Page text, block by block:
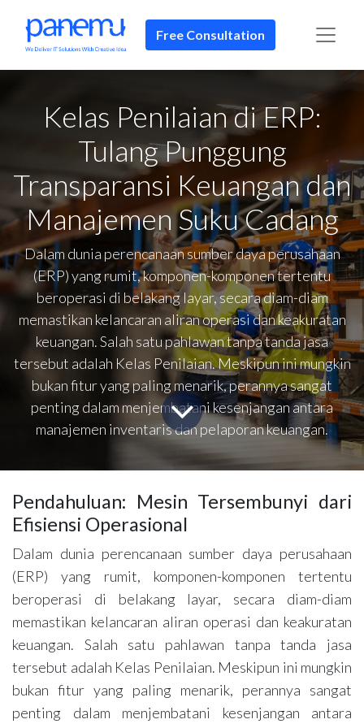
Free Consultation
Kelas Penilaian di ERP:
Tulang Punggung
Transparansi Keuangan dan
Manajemen Suku Cadang
Dalam dunia perencanaan sumber daya perusahaan
(ERP) yang rumit, komponen-komponen tertentu
beroperasi di belakang layar, secara diam-diam
memastikan kelancaran aliran operasi dan keakuratan
keuangan. Salah satu pahlawan tanpa tanda jasa
tersebut adalah Kelas Penilaian. Meskipun ini mungkin
bukan fitur yang paling menarik, perannya sangat
penting dalam menjembatani kesenjangan antara
manajemen inventaris dan pelaporan keuangan.
Pendahuluan: Mesin Tersembunyi dari
Efisiensi Operasional
Dalam dunia perencanaan sumber daya perusahaan
(ERP) yang rumit, komponen-komponen tertentu
beroperasi di belakang layar, secara diam-diam
memastikan kelancaran aliran operasi dan keakuratan
keuangan. Salah satu pahlawan tanpa tanda jasa
tersebut adalah Kelas Penilaian. Meskipun ini mungkin
bukan fitur yang paling menarik, perannya sangat
penting dalam menjembatani kesenjangan antara